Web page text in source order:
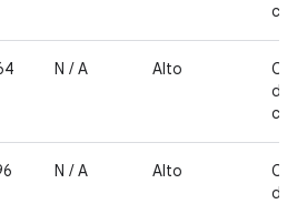
N / A Alto
de
N / A Alto
de